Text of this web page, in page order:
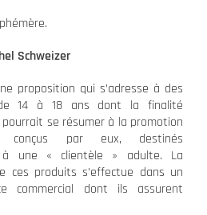
Schweizer
proposition qui s’adresse à des
14 à 18 ans dont la finalité
se résumer à la promotion
conçus par eux, destinés
à une « clientèle » adulte. La
ces produits s’effectue dans un
commercial dont ils assurent